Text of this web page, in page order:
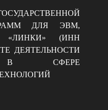
ДЛЯ ЭВМ,
(ИНН
ДЕЯТЕЛЬНОСТИ
В СФЕРЕ